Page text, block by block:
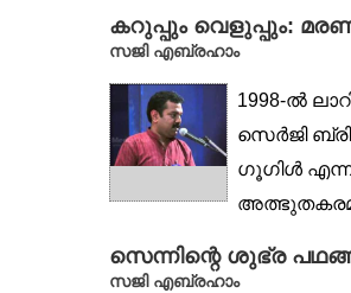
കറുപ്പും വെളുപ്പും:
സജി എബ്രഹാം
1998-ൽ
സെർജി
ഗൂഗിൾ
സെന്നിന്റെ ശുഭ്ര
സജി എബ്രഹാം